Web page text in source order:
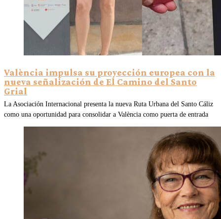
València impulsa su proyección europea con la
nueva señalización de El Camino del Santo
Grial
La Asociación Internacional presenta la nueva Ruta Urbana del Santo Cáliz
como una oportunidad para consolidar a València como puerta de entrada